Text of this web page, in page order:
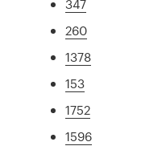
347
260
1378
153
1752
1596